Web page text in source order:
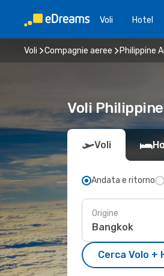
Voli Hotel
Voli Compagnie aeree Philippine
Voli
Voli
Andata e ritorno
Origine
Cerca Volo +